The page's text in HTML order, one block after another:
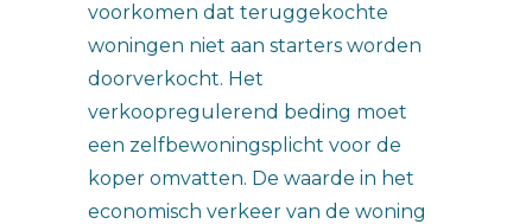
voorkomen dat teruggekochte
woningen niet aan starters worden
doorverkocht. Het
verkoopregulerend beding moet
een zelfbewoningsplicht voor de
koper omvatten. De waarde in het
economisch verkeer van de woning